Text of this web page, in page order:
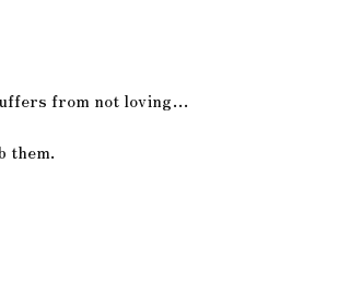
from not loving…
them.